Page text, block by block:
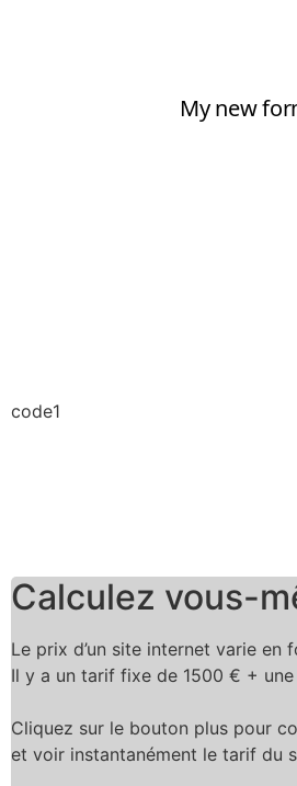
code1
Calculez vous-
Le prix d’un site internet varie en
Il y a un tarif fixe de 1500 € +
Cliquez sur le bouton plus pour
et voir instantanément le tarif du